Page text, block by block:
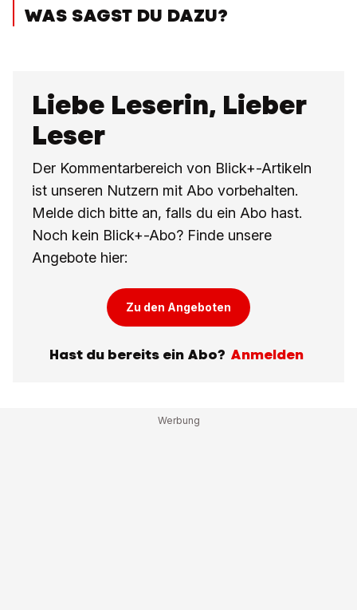
WAS SAGST DU DAZU?
Liebe Leserin, Lieber
Leser
Der Kommentarbereich von Blick+-Artikeln
ist unseren Nutzern mit Abo vorbehalten.
Melde dich bitte an, falls du ein Abo hast.
Noch kein Blick+-Abo? Finde unsere
Angebote hier:
Zu den Angeboten
Hast du bereits ein Abo? Anmelden